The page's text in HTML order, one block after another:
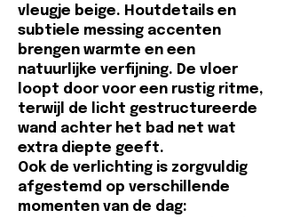
vleugje beige. Houtdetails en
subtiele messing accenten
brengen warmte en een
natuurlijke verfijning. De vloer
loopt door voor een rustig ritme,
terwijl de licht gestructureerde
wand achter het bad net wat
extra diepte geeft.
Ook de verlichting is zorgvuldig
afgestemd op verschillende
momenten van de dag: